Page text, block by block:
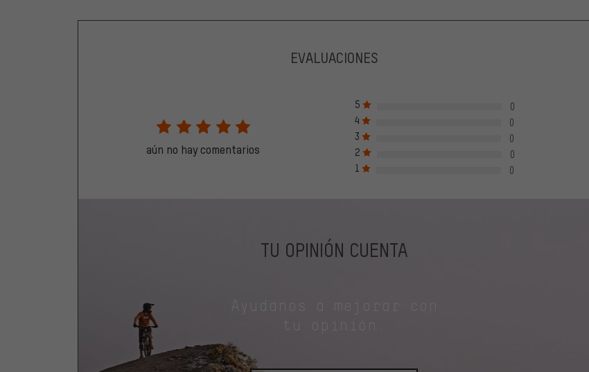
EVALUACIONES
aún no hay comentarios
5
0
4
0
3
0
2
0
1
0
TU OPINIÓN CUENTA
tu opinión.